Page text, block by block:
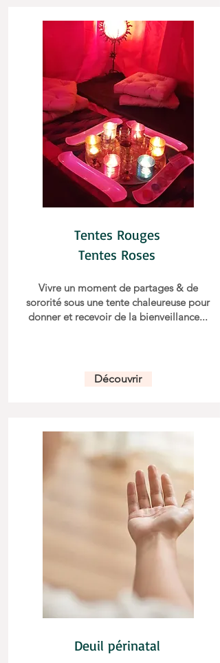
Tentes Rouges
Tentes Roses
Vivre un moment de partages & de
sororité sous une tente chaleureuse pour
donner et recevoir de la bienveillance...
Découvrir
Deuil périnatal